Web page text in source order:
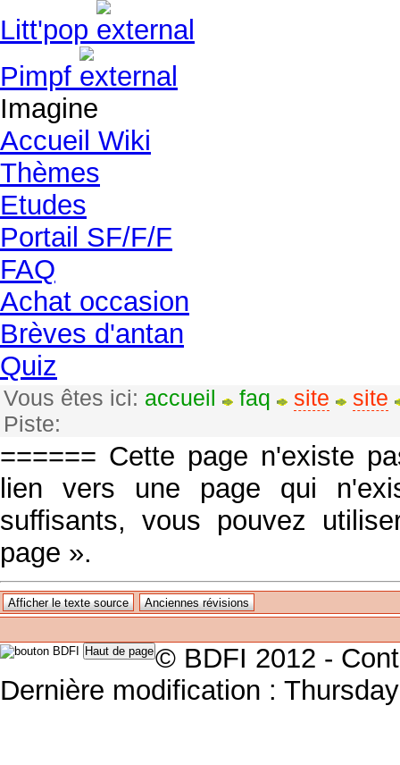
Litt'pop
Pimpf
Imagine
Accueil Wiki
Thèmes
Etudes
Portail SF/F/F
FAQ
Achat occasion
Brèves d'antan
Quiz
Vous êtes ici: accueil faq site
site
Piste:
====== Cette page n'existe
lien vers une page qui
suffisants, vous pouvez
page ».
© BDFI 2012 -
Dernière modification :